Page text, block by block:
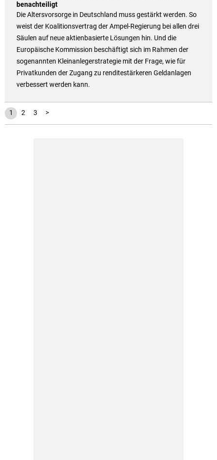
benachteiligt
Die Altersvorsorge in Deutschland muss gestärkt werden. So
weist der Koalitionsvertrag der Ampel-Regierung bei allen drei
Säulen auf neue aktienbasierte Lösungen hin. Und die
Europäische Kommission beschäftigt sich im Rahmen der
sogenannten Kleinanlegerstrategie mit der Frage, wie für
Privatkunden der Zugang zu renditestärkeren Geldanlagen
verbessert werden kann.
1 2 3 >